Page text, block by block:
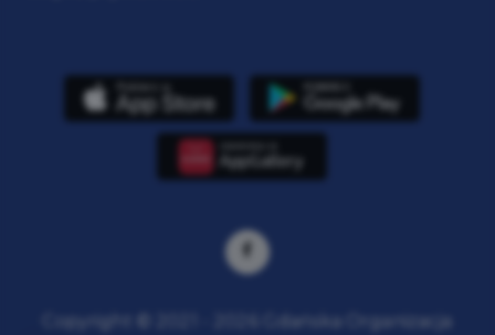
Copyright © 2021 - 2026 Gdańska Organizacja